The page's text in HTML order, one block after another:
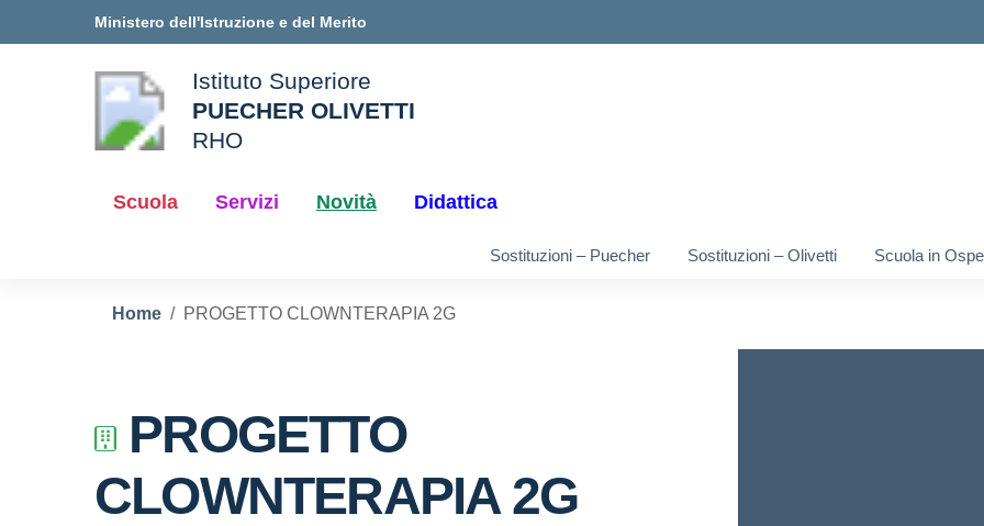
Ministero dell'Istruzione e del Merito
della scuola
Istituto Superiore
PUECHER OLIVETTI
RHO
Scuola Servizi Novità Didattica
Sostituzioni – Puecher Sostituzioni – Olivetti Scuola in
Home PROGETTO CLOWNTERAPIA 2G
PROGETTO
CLOWNTERAPIA 2G